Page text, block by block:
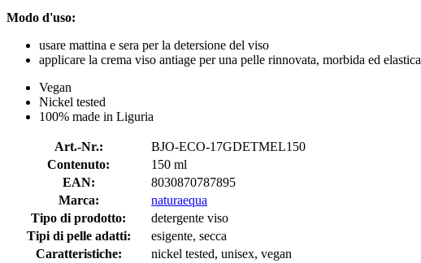
Modo d'uso:
usare mattina e sera per la detersione del viso
applicare la crema viso antiage per una pelle rinnovata, morbida ed elastica
Vegan
Nickel tested
100% made in Liguria
Art.-Nr.:
BJO-ECO-17GDETMEL150
Contenuto:
150 ml
EAN:
8030870787895
Marca:
naturaequa
Tipo di prodotto:
detergente viso
Tipi di pelle adatti:
esigente, secca
Caratteristiche:
nickel tested, unisex, vegan